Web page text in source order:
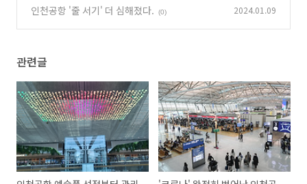
인천공항 '줄 서기' 더 심해졌다. (0) 2024.01.09
관련글